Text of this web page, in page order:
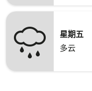
星期五
多云